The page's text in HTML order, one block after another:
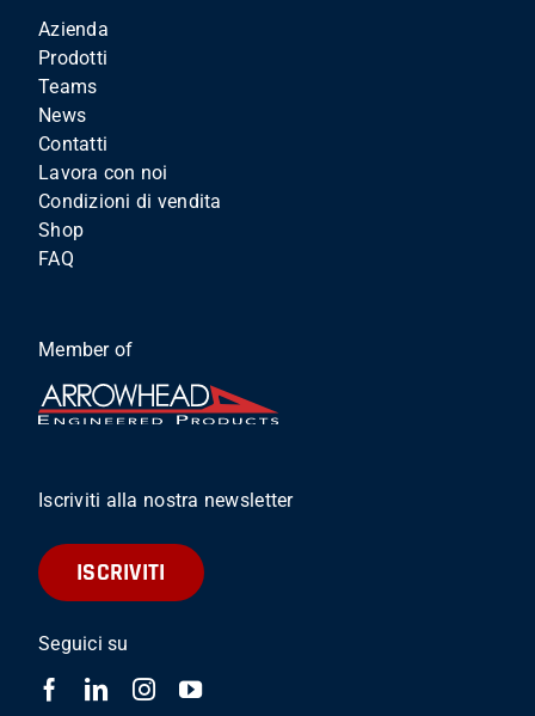
Azienda
Prodotti
Teams
News
Contatti
Lavora con noi
Condizioni di vendita
Shop
FAQ
Member of
Iscriviti alla nostra newsletter
ISCRIVITI
Seguici su